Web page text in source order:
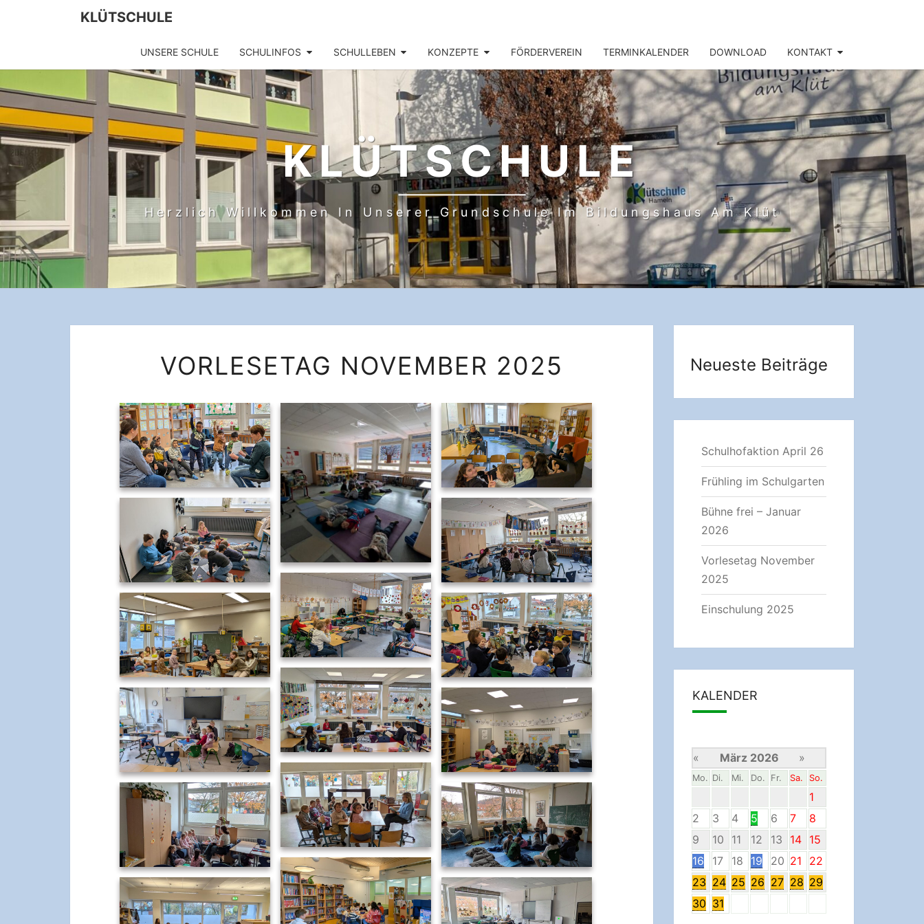
KLÜTSCHULE
UNSERE SCHULE SCHULINFOS SCHULLEBEN KONZEPTE FÖRDERVEREIN TERMINKALENDER DOWNLOAD KONTAKT
KLÜTSCHULE
Herzlich Willkommen In Unserer Grundschule Im Bildungshaus Am Klüt
NOVEMBER
VORLESETAG NOVEMBER 2025 Neueste Beiträge
Schulhofaktion April 26
Frühling im Schulgarten
Bühne frei – Januar
2026
Vorlesetag November
2025
Einschulung 2025
KALENDER
« März 2026 »
Mo. Di. Mi. Do. Fr. Sa. So.
1
2
3 4 5 6 7
8
9
10 11 12 13 14
15
16
17 18 19 20 21
22
23 24 25 26 27 28 29
30 31